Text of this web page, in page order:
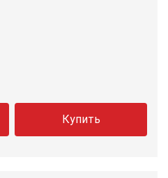
Купить